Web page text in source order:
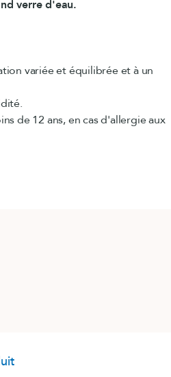
verre d'eau.
variée et équilibrée et à un
de 12 ans, en cas d'allergie aux